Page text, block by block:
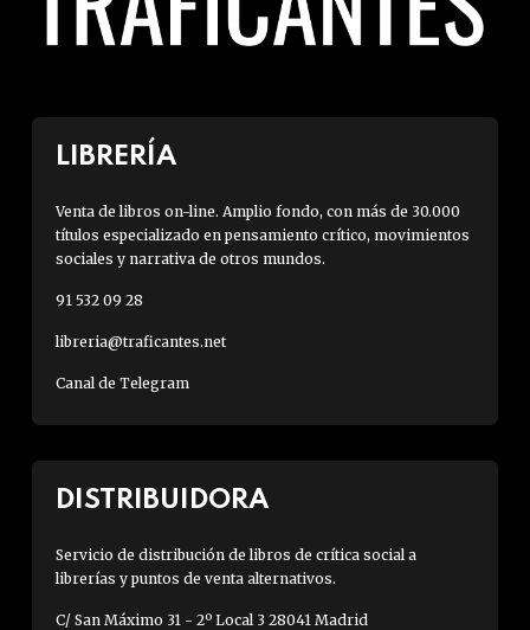
LIBRERÍA
Venta de libros on-line. Amplio fondo, con más de 30.000
títulos especializado en pensamiento crítico, movimientos
sociales y narrativa de otros mundos.
91 532 09 28
libreria@traficantes.net
Canal de Telegram
DISTRIBUIDORA
Servicio de distribución de libros de crítica social a
librerías y puntos de venta alternativos.
C/ San Máximo 31 - 2º Local 3 28041 Madrid